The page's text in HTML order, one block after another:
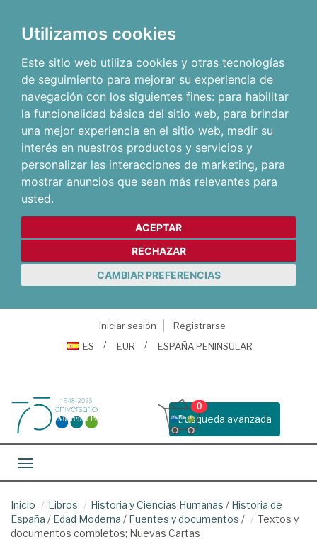
Utilizamos cookies
Este sitio web utiliza cookies y otras tecnologías
de seguimiento para mejorar su experiencia de
navegación con los siguientes fines: para habilitar
la funcionalidad básica del sitio web, para brindar
una mejor experiencia en el sitio web, medir su
interés en nuestros productos y servicios y
personalizar las interacciones de marketing, para
mostrar anuncios que sean más relevantes para
usted.
ACEPTAR
RECHAZAR
CAMBIAR PREFERENCIAS
Iniciar sesión
Registrarse
ES
EUR ESPAÑA PENINSULAR
Busqueda avanzada
0
Toggle navigation
Inicio Libros Historia y Ciencias Humanas / Historia de
España / Edad Moderna / Fuentes y documentos /
Textos y
documentos completos; Nuevas Cartas